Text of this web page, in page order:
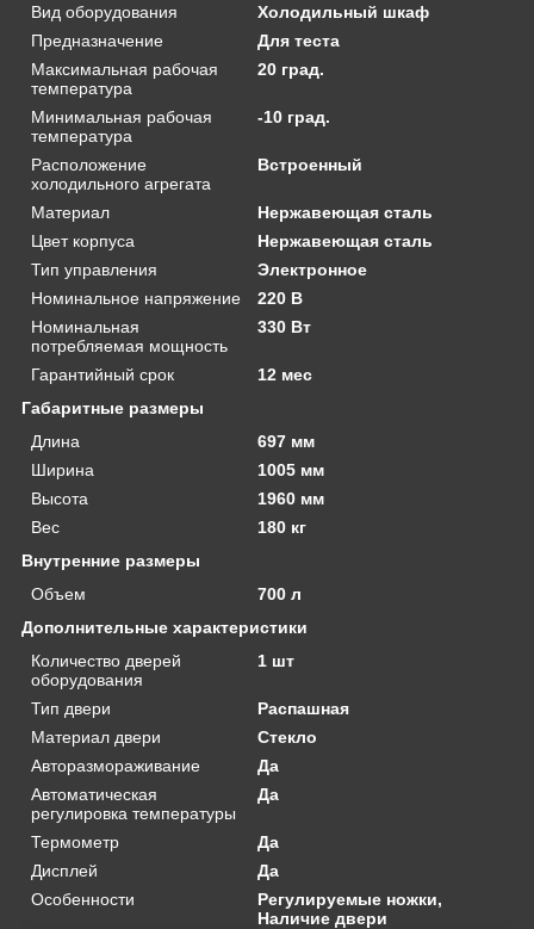
Вид оборудования
Холодильный шкаф
Предназначение
Для теста
Максимальная рабочая
температура
20 град.
Минимальная рабочая
температура
-10 град.
Расположение
холодильного агрегата
Встроенный
Материал
Нержавеющая сталь
Цвет корпуса
Нержавеющая сталь
Тип управления
Электронное
Номинальное напряжение
220 В
Номинальная
потребляемая мощность
330 Вт
Гарантийный срок
12 мес
Габаритные размеры
Длина
697 мм
Ширина
1005 мм
Высота
1960 мм
Вес
180 кг
Внутренние размеры
Объем
700 л
Дополнительные характеристики
Количество дверей
оборудования
1 шт
Тип двери
Распашная
Материал двери
Стекло
Авторазмораживание
Да
Автоматическая
регулировка температуры
Да
Термометр
Да
Дисплей
Да
Особенности
Регулируемые ножки,
Наличие двери